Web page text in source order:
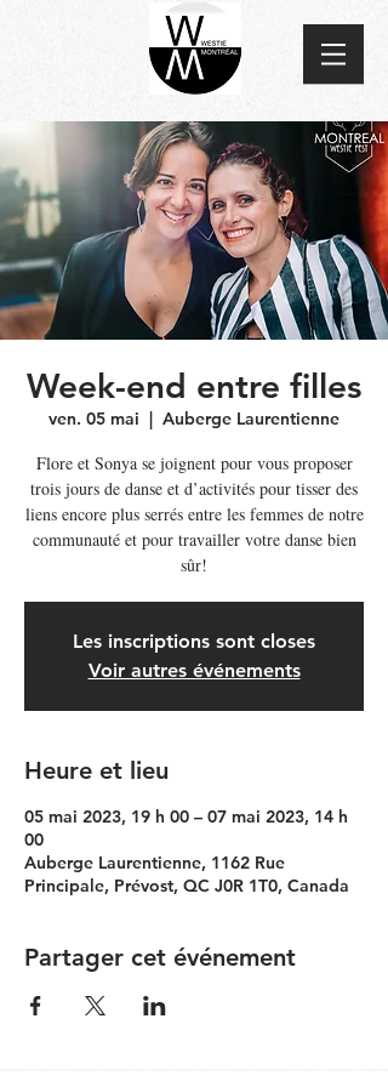
Week-end entre filles
ven. 05 mai
  |
Auberge Laurentienne
Flore et Sonya se joignent pour vous proposer
trois jours de danse et d’activités pour tisser des
liens encore plus serrés entre les femmes de notre
communauté et pour travailler votre danse bien
sûr!
Les inscriptions sont closes
Voir autres événements
Heure et lieu
05 mai 2023, 19 h 00 – 07 mai 2023, 14 h
00
Auberge Laurentienne, 1162 Rue
Principale, Prévost, QC J0R 1T0, Canada
Partager cet événement